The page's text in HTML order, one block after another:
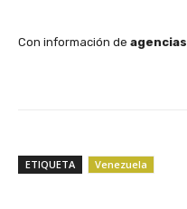
Con información de agencias
ETIQUETA Venezuela